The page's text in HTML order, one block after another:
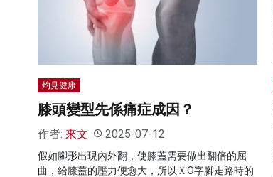
灼見健康
膝頭變型先係痛症成因？
作者: 來文 2025-07-12
假如腳形出現內外翻，使膝蓋需要做出翻倍的屈
曲，給膝蓋的壓力便愈大，所以ＸO字腳走路時的